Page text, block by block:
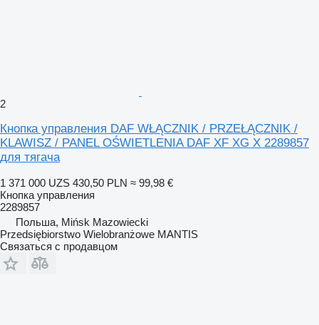
2
Кнопка управления DAF WŁĄCZNIK / PRZEŁĄCZNIK /
KLAWISZ / PANEL OŚWIETLENIA DAF XF XG X 2289857
для тягача
1 371 000 UZS 430,50 PLN ≈ 99,98 €
Кнопка управления
2289857
Польша, Mińsk Mazowiecki
Przedsiębiorstwo Wielobranżowe MANTIS
Связаться с продавцом